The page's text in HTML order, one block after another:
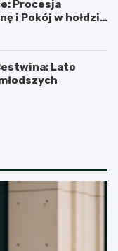
Procesja
i Pokój w hołdzie
Lato